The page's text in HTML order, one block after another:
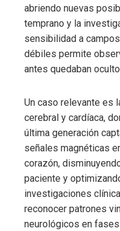
abriendo nuevas
temprano y la
sensibilidad a
débiles permite
antes quedaban
Un caso relevante es
cerebral y cardíaca,
última generación
señales magnéticas
corazón,
paciente y
investigaciones
reconocer patrones
neurológicos en